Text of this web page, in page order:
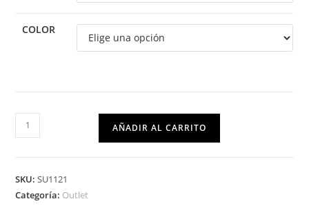
COLOR
AÑADIR AL CARRITO
SKU:SU1121
Categoría: Outlet